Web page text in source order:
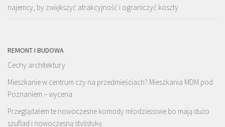
najemcy, by zwiększyć atrakcyjność i ograniczyć koszty
REMONT I BUDOWA
Cechy architektury
Mieszkanie w centrum czy na przedmieściach? Mieszkania MDM pod
Poznaniem – wycena
Przeglądałem te nowoczesne komody młodzieżowe bo mają dużo
szuflad i nowoczesną stylistykę